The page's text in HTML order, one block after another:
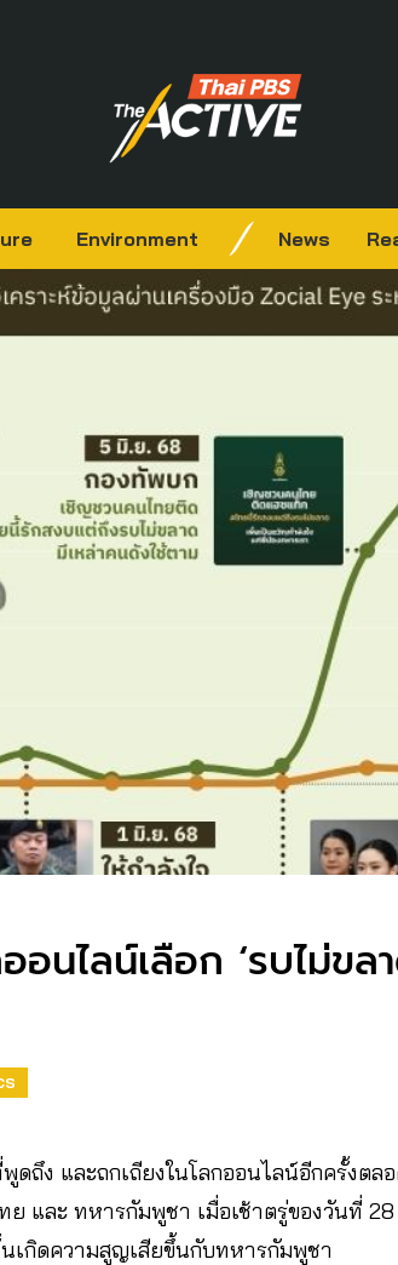
Environment News
นไลน์เลือก ‘รบไม่ขล
ถึง และถกเถียงในโลกออนไลน์อีกครั้งตล
และ ทหารกัมพูชา เมื่อเช้าตรู่ของวันที่
เกิดความสูญเสียขึ้นกับทหารกัมพูชา